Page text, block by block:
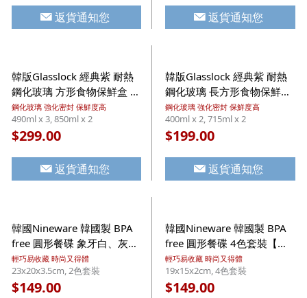
返貨通知您 返貨通知您
韓版Glasslock 經典紫 耐熱
鋼化玻璃 方形食物保鮮盒 5
件套裝【市集世界 - 韓國市
集】
鋼化玻璃 強化密封 保鮮度高
490ml x 3, 850ml x 2
$299.00
返貨通知您
韓版Glasslock 經典紫 耐熱
鋼化玻璃 長方形食物保鮮盒
4件套裝【市集世界 - 韓國市
集】
鋼化玻璃 強化密封 保鮮度高
400ml x 2, 715ml x 2
$199.00
返貨通知您
韓國Nineware 韓國製 BPA
free 圓形餐碟 象牙白、灰色
2件裝【市集世界 - 韓國市
集】
輕巧易收藏 時尚又得體
23x20x3.5cm, 2色套裝
$149.00
韓國Nineware 韓國製 BPA
free 圓形餐碟 4色套裝【市
集世界 - 韓國市集】
輕巧易收藏 時尚又得體
19x15x2cm, 4色套裝
$149.00